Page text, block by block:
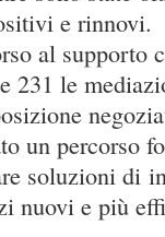
e rinnovi.
al supporto
231 le
un percorso
soluzioni di
nuovi e più